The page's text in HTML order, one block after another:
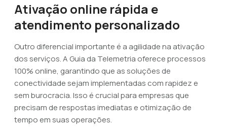
Ativação online rápida e
atendimento personalizado
Outro diferencial importante é a agilidade na ativação
dos serviços. A Guia da Telemetria oferece processos
100% online, garantindo que as soluções de
conectividade sejam implementadas com rapidez e
sem burocracia. Isso é crucial para empresas que
precisam de respostas imediatas e otimização de
tempo em suas operações.